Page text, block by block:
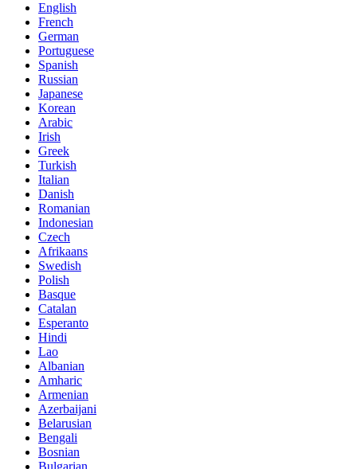
English
French
German
Portuguese
Spanish
Russian
Japanese
Korean
Arabic
Irish
Greek
Turkish
Italian
Danish
Romanian
Indonesian
Czech
Afrikaans
Swedish
Polish
Basque
Catalan
Esperanto
Hindi
Lao
Albanian
Amharic
Armenian
Azerbaijani
Belarusian
Bengali
Bosnian
Bulgarian